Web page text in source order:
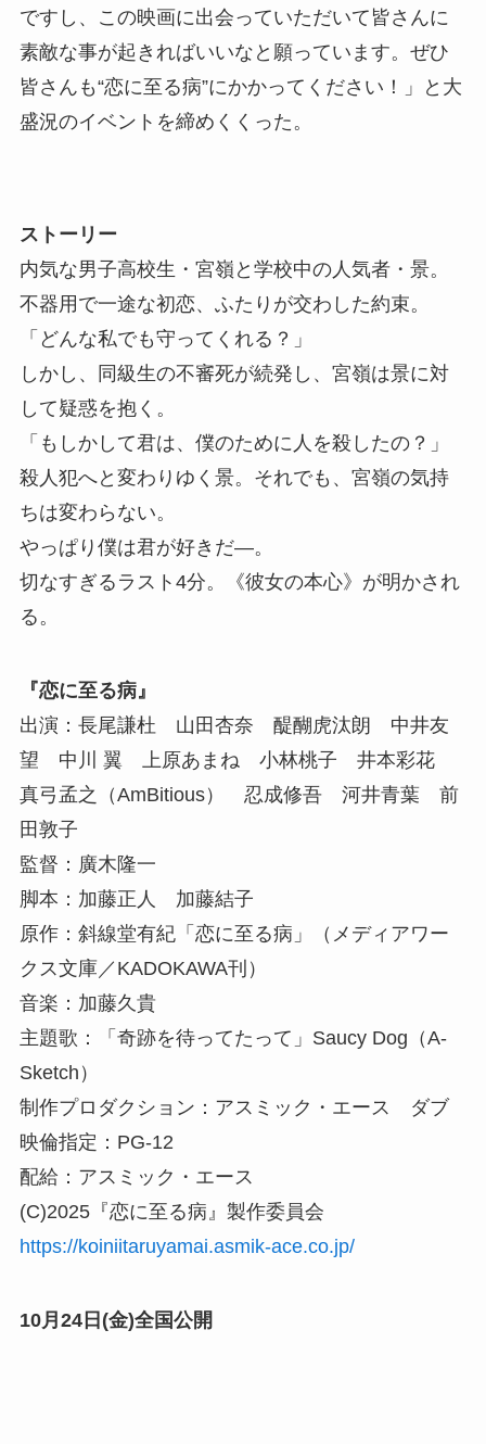
ですし、この映画に出会っていただいて皆さんに
素敵な事が起きればいいなと願っています。ぜひ
皆さんも“恋に至る病”にかかってください！」と大
盛況のイベントを締めくくった。
ストーリー
内気な男子高校生・宮嶺と学校中の人気者・景。
不器用で一途な初恋、ふたりが交わした約束。
「どんな私でも守ってくれる？」
しかし、同級生の不審死が続発し、宮嶺は景に対
して疑惑を抱く。
「もしかして君は、僕のために人を殺したの？」
殺人犯へと変わりゆく景。それでも、宮嶺の気持
ちは変わらない。
やっぱり僕は君が好きだ―。
切なすぎるラスト4分。《彼女の本心》が明かされ
る。
『恋に至る病』
出演：長尾謙杜 山田杏奈 醍醐虎汰朗 中井友
望 中川 翼 上原あまね 小林桃子 井本彩花
真弓孟之（AmBitious） 忍成修吾 河井青葉 前
田敦子
監督：廣木隆一
脚本：加藤正人 加藤結子
原作：斜線堂有紀「恋に至る病」（メディアワー
クス文庫／KADOKAWA刊）
音楽：加藤久貴
主題歌：「奇跡を待ってたって」Saucy Dog（A-
Sketch）
制作プロダクション：アスミック・エース ダブ
映倫指定：PG-12
配給：アスミック・エース
(C)2025『恋に至る病』製作委員会
https://koiniitaruyamai.asmik-ace.co.jp/
10月24日(金)全国公開